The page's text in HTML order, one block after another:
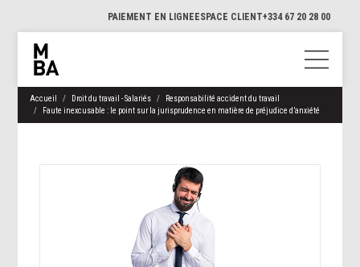
PAIEMENT EN LIGNEESPACE CLIENT+334 67 20 28 00
Accueil Droit du travail - Salariés
Responsabilité accident du travail
Faute inexcusable : le point sur la jurisprudence en matière de préjudice d’anxiété